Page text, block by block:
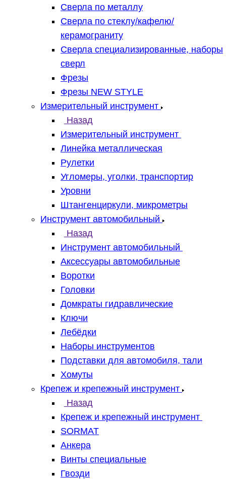
Сверла по металлу
Сверла по стеклу/кафелю/
керамограниту
Сверла специализированные, наборы
сверл
Фрезы
Фрезы NEW STYLE
Измерительный инструмент
Назад
Измерительный инструмент
Линейка металлическая
Рулетки
Угломеры, уголки, транспортир
Уровни
Штангенциркули, микрометры
Инструмент автомобильный
Назад
Инструмент автомобильный
Аксессуары автомобильные
Воротки
Головки
Домкраты гидравлические
Ключи
Лебёдки
Наборы инструментов
Подставки для автомобиля, тали
Хомуты
Крепеж и крепежный инструмент
Назад
Крепеж и крепежный инструмент
SORMAT
Анкера
Винты специальные
Гвозди